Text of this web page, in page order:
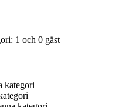
1 och 0 gäst
kategori